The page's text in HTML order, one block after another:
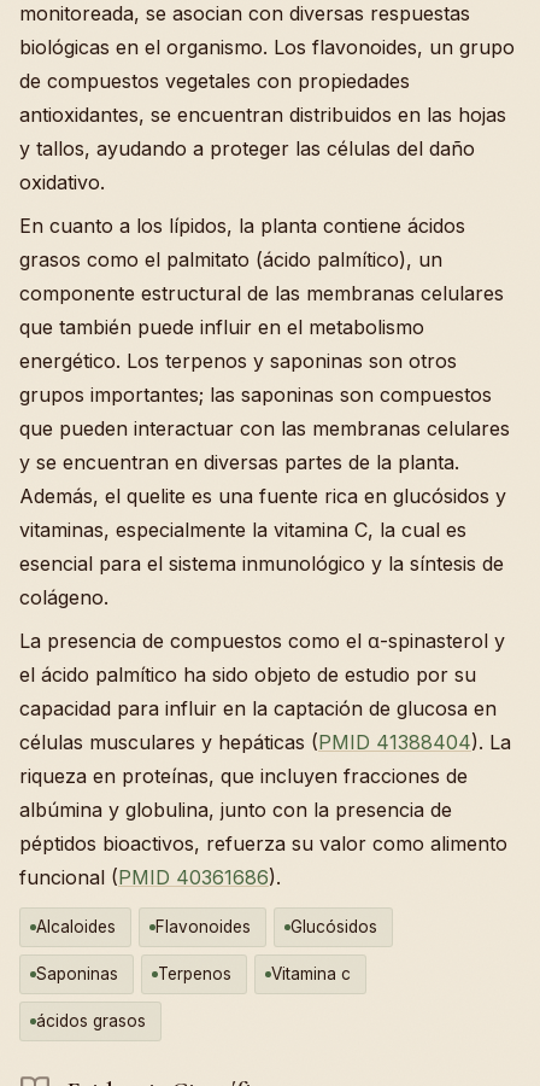
monitoreada, se asocian con diversas respuestas
biológicas en el organismo. Los flavonoides, un grupo
de compuestos vegetales con propiedades
antioxidantes, se encuentran distribuidos en las hojas
y tallos, ayudando a proteger las células del daño
oxidativo.
En cuanto a los lípidos, la planta contiene ácidos
grasos como el palmitato (ácido palmítico), un
componente estructural de las membranas celulares
que también puede influir en el metabolismo
energético. Los terpenos y saponinas son otros
grupos importantes; las saponinas son compuestos
que pueden interactuar con las membranas celulares
y se encuentran en diversas partes de la planta.
Además, el quelite es una fuente rica en glucósidos y
vitaminas, especialmente la vitamina C, la cual es
esencial para el sistema inmunológico y la síntesis de
colágeno.
La presencia de compuestos como el α-spinasterol y
el ácido palmítico ha sido objeto de estudio por su
capacidad para influir en la captación de glucosa en
células musculares y hepáticas (PMID 41388404). La
riqueza en proteínas, que incluyen fracciones de
albúmina y globulina, junto con la presencia de
péptidos bioactivos, refuerza su valor como alimento
funcional (PMID 40361686).
Alcaloides Flavonoides Glucósidos
Saponinas Terpenos Vitamina c
ácidos grasos